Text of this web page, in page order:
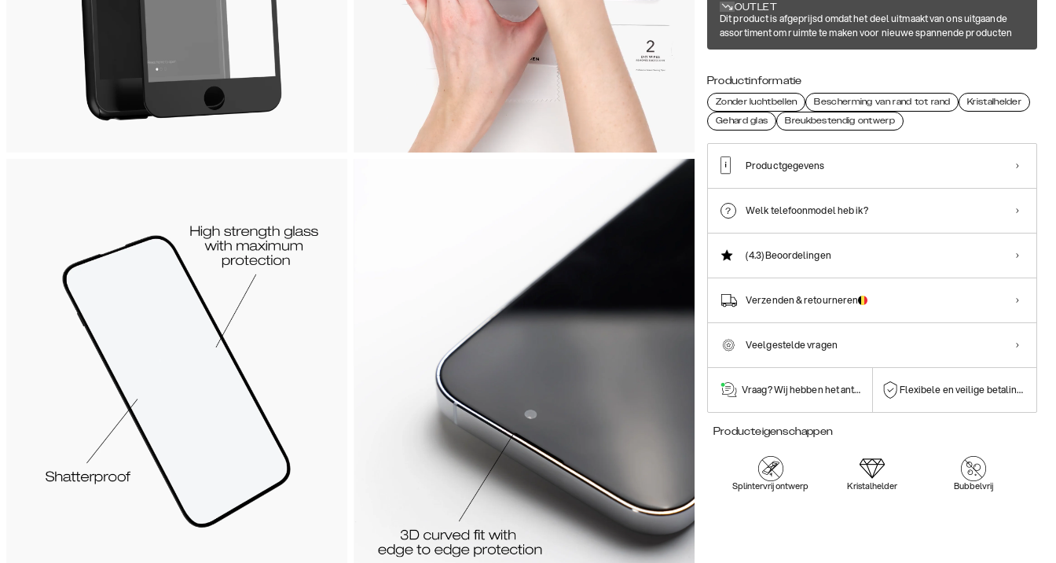
OUTLET
Dit product is afgeprijsd omdat het deel uitmaakt van ons uitgaande
assortiment om ruimte te maken voor nieuwe spannende producten
Productinformatie
Zonder luchtbellen Bescherming van rand tot rand
Kristalhelder
Gehard glas
Breukbestendig ontwerp
Productgegevens
Welk telefoonmodel heb ik?
(4.3)Beoordelingen
Verzenden & retourneren
Veelgestelde vragen
Vraag? Wij hebben het antwoord! Flexibele en veilige betalingen
Producteigenschappen
Splintervrij ontwerp Kristalhelder Bubbelvrij